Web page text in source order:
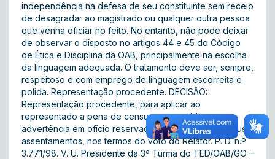
independência na defesa de seu constituinte sem receio
de desagradar ao magistrado ou qualquer outra pessoa
que venha oficiar no feito. No entanto, não pode deixar
de observar o disposto no artigos 44 e 45 do Código
de Ética e Disciplina da OAB, principalmente na escolha
da linguagem adequada. O tratamento deve ser, sempre,
respeitoso e com emprego de linguagem escorreita e
polida. Representação procedente. DECISÃO:
Representação procedente, para aplicar ao
representado a pena de censura convertida em
advertência em ofício reservado, sem registro em seus
assentamentos, nos termos do voto do Relator. P. D. n.º
3.771/98. V. U. Presidente da 3ª Turma do TED/OAB/GO –